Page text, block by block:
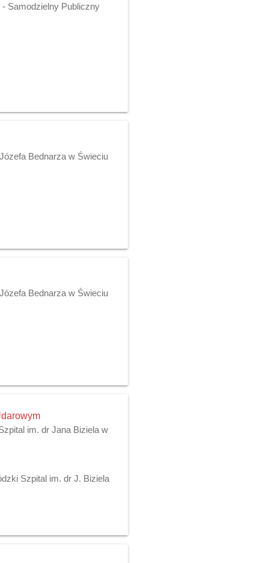
Samodzielny Publiczny
Bednarza w Świeciu
Bednarza w Świeciu
im. dr Jana Biziela w
Szpital im. dr J. Biziela